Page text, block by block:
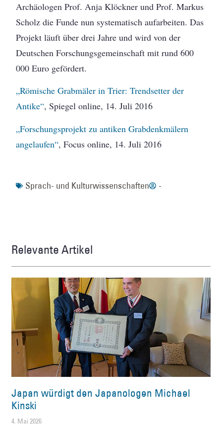
Archäologen Prof. Anja Klöckner und Prof. Markus
Scholz die Funde nun systematisch aufarbeiten. Das
Projekt läuft über drei Jahre und wird von der
Deutschen Forschungsgemeinschaft mit rund 600
000 Euro gefördert.
„Römische Grabmäler in Trier: Trendsetter der
Antike“, Spiegel online, 14. Juli 2016
„Forschungsprojekt zu antiken Grabdenkmälern
angelaufen“, Focus online, 14. Juli 2016
Sprach- und Kulturwissenschaften -
Relevante Artikel
Japan würdigt den Japanologen Michael
Kinski
4. Mai 2026